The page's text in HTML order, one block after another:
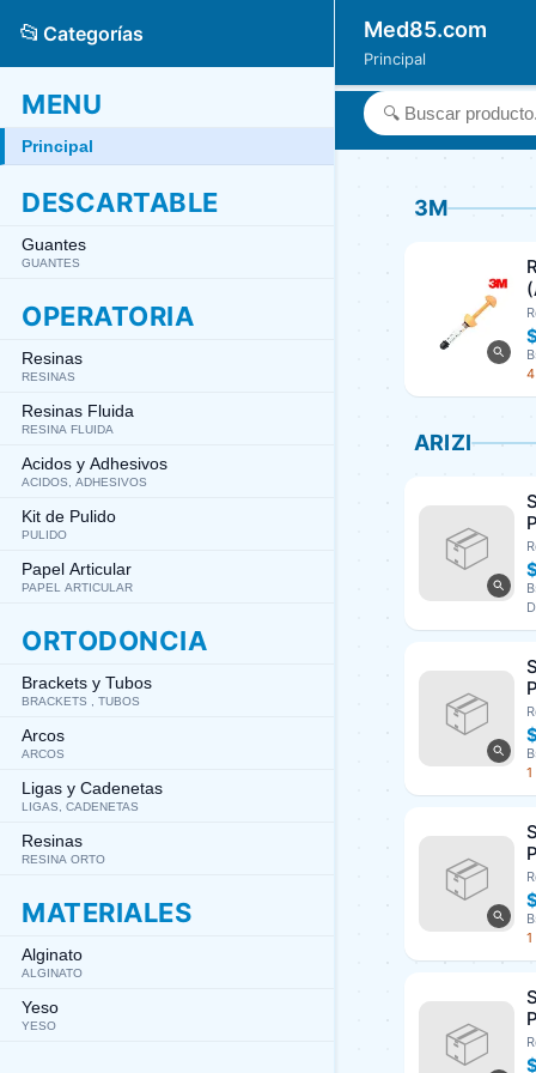
Med85.com
Principal
3M
ARIZI
📂 Categorías
MENU
Principal
DESCARTABLE
Guantes
GUANTES
OPERATORIA
Resinas
RESINAS
Resinas Fluida
RESINA FLUIDA
Acidos y Adhesivos
ACIDOS, ADHESIVOS
Kit de Pulido
PULIDO
Papel Articular
PAPEL ARTICULAR
ORTODONCIA
Brackets y Tubos
BRACKETS , TUBOS
Arcos
ARCOS
Ligas y Cadenetas
LIGAS, CADENETAS
Resinas
RESINA ORTO
MATERIALES
Alginato
ALGINATO
Yeso
YESO